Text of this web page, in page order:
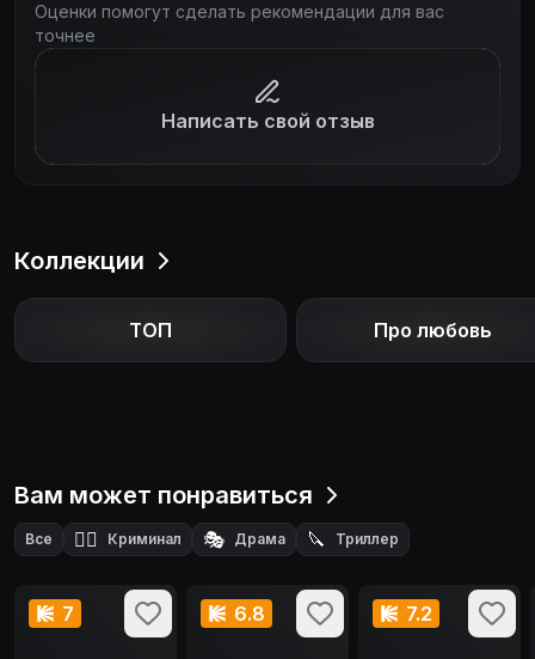
Оценки помогут сделать рекомендации для вас
точнее
Написать свой отзыв
Коллекции
ТОП Про любовь
Вам может понравиться
Все 🕵️‍♂️ Криминал 🎭 Драма 🔪 Триллер
7 6.8 7.2